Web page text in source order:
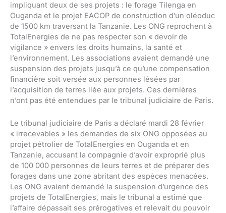
impliquant deux de ses projets : le forage Tilenga en
Ouganda et le projet EACOP de construction d’un oléoduc
de 1500 km traversant la Tanzanie. Les ONG reprochent à
TotalEnergies de ne pas respecter son « devoir de
vigilance » envers les droits humains, la santé et
l’environnement. Les associations avaient demandé une
suspension des projets jusqu’à ce qu’une compensation
financière soit versée aux personnes lésées par
l’acquisition de terres liée aux projets. Ces dernières
n’ont pas été entendues par le tribunal judiciaire de Paris.
Le tribunal judiciaire de Paris a déclaré mardi 28 février
« irrecevables » les demandes de six ONG opposées au
projet pétrolier de TotalEnergies en Ouganda et en
Tanzanie, accusant la compagnie d’avoir exproprié plus
de 100 000 personnes de leurs terres et de préparer des
forages dans une zone abritant des espèces menacées.
Les ONG avaient demandé la suspension d’urgence des
projets de TotalEnergies, mais le tribunal a estimé que
l’affaire dépassait ses prérogatives et relevait du pouvoir